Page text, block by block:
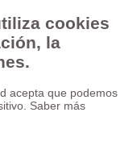
cookies
la
acepta que podemos
Saber más